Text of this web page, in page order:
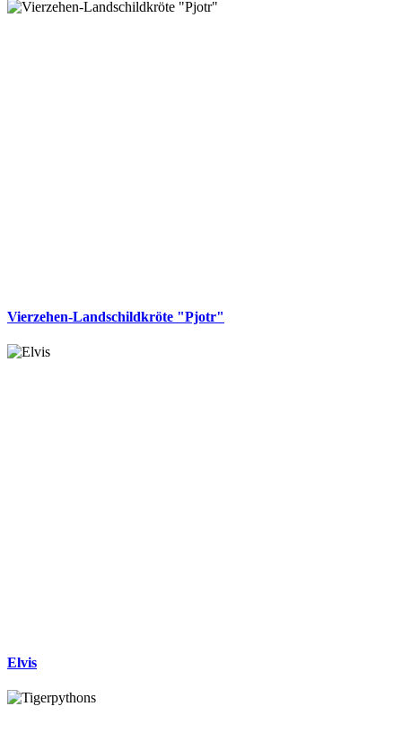
Vierzehen-Landschildkröte "Pjotr"
Elvis